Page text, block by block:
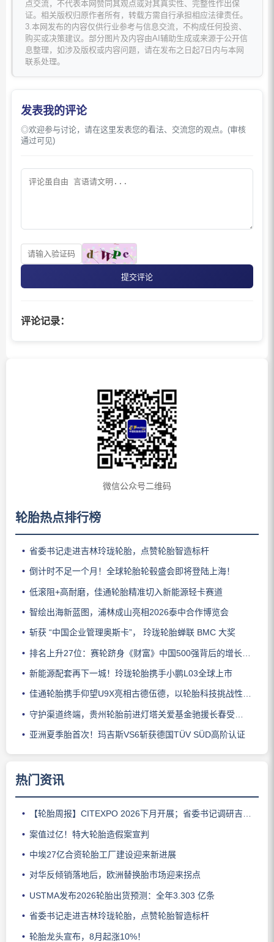
点交流，不代表本网赞同其观点或对其真实性、完整性作出保
证。相关版权归原作者所有，转载方需自行承担相应法律责任。
3.本网发布的内容仅供行业参考与信息交流，不构成任何投资、
购买或决策建议。部分图片及内容由AI辅助生成或来源于公开信
息整理，如涉及版权或内容问题，请在发布之日起7日内与本网
联系处理。
发表我的评论
◎欢迎参与讨论，请在这里发表您的看法、交流您的观点。(审核
通过可见)
提交评论
评论记录：
微信公众号二维码
轮胎热点排行榜
省委书记走进吉林玲珑轮胎，点赞轮胎智造标杆
倒计时不足一个月！全球轮胎轮毂盛会即将登陆上海！
低滚阻+高耐磨，佳通轮胎精准切入新能源轻卡赛道
智绘出海新蓝图，浦林成山亮相2026泰中合作博览会
斩获 “中国企业管理奥斯卡”， 玲珑轮胎蝉联 BMC 大奖
排名上升27位：赛轮跻身《财富》中国500强背后的增长逻辑
新能源配套再下一城！玲珑轮胎携手小鹏L03全球上市
佳通轮胎携手仰望U9X亮相古德伍德，以轮胎科技挑战性能边界
守护渠道终端，贵州轮胎前进灯塔关爱基金驰援长春受灾门店
亚洲夏季胎首次！玛吉斯VS6斩获德国TÜV SÜD高阶认证
热门资讯
【轮胎周报】CITEXPO 2026下月开展；省委书记调研吉林玲珑；佳通推出新能源轻卡轮胎；三角轮胎斩获大奖；中策宣布涨价
案值过亿！特大轮胎造假案宣判
中埃27亿合资轮胎工厂建设迎来新进展
对华反倾销落地后，欧洲替换胎市场迎来拐点
USTMA发布2026轮胎出货预测：全年3.303 亿条
省委书记走进吉林玲珑轮胎，点赞轮胎智造标杆
轮胎龙头宣布，8月起涨10%！